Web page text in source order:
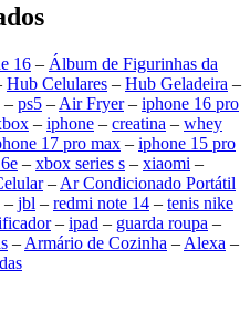
16 – Álbum de Figurinhas da
Hub Celulares – Hub Geladeira –
– ps5 – Air Fryer– iphone 16 pro
– iphone – creatina – whey
17 pro max – iphone 15 pro
– xbox series s – xiaomi –
– Ar Condicionado Portátil
– jbl – redmi note 14 – tenis nike
– ipad – guarda roupa –
– Armário de Cozinha – Alexa –